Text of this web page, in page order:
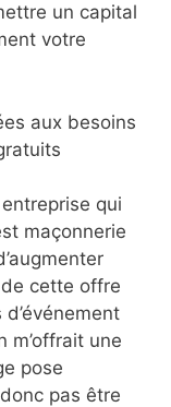
un capital
votre
aux besoins
qui
maçonnerie
cette offre
m’offrait une
pose
pas être